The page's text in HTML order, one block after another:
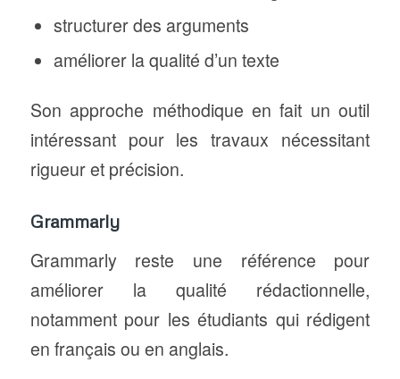
structurer des arguments
améliorer la qualité d’un texte
Son approche méthodique en fait un outil
intéressant pour les travaux nécessitant
rigueur et précision.
Grammarly
Grammarly reste une référence pour
améliorer la qualité rédactionnelle,
notamment pour les étudiants qui rédigent
en français ou en anglais.